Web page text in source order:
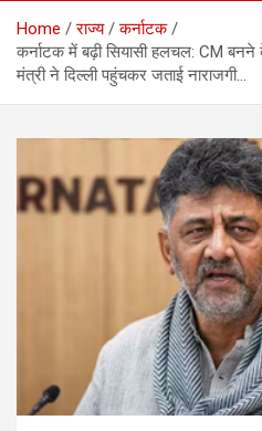
Home राज्य
कर्नाटक
कर्नाटक में बढ़ी सियासी हलचल: CM बनने
मंत्री ने दिल्ली पहुंचकर जताई नाराजगी…